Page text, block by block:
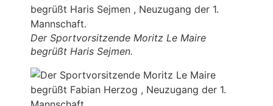
Der Sportvorsitzende Moritz Le Maire
begrüßt Haris Sejmen.